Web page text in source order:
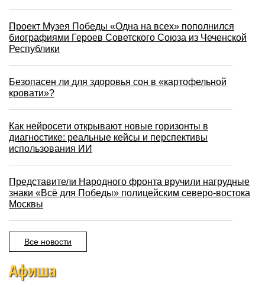
Проект Музея Победы «Одна на всех» пополнился
биографиями Героев Советского Союза из Чеченской
Республики
Безопасен ли для здоровья сон в «картофельной
кровати»?
Как нейросети открывают новые горизонты в
диагностике: реальные кейсы и перспективы
использования ИИ
Представители Народного фронта вручили нагрудные
знаки «Всё для Победы» полицейским северо-востока
Москвы
Все новости
Афиша